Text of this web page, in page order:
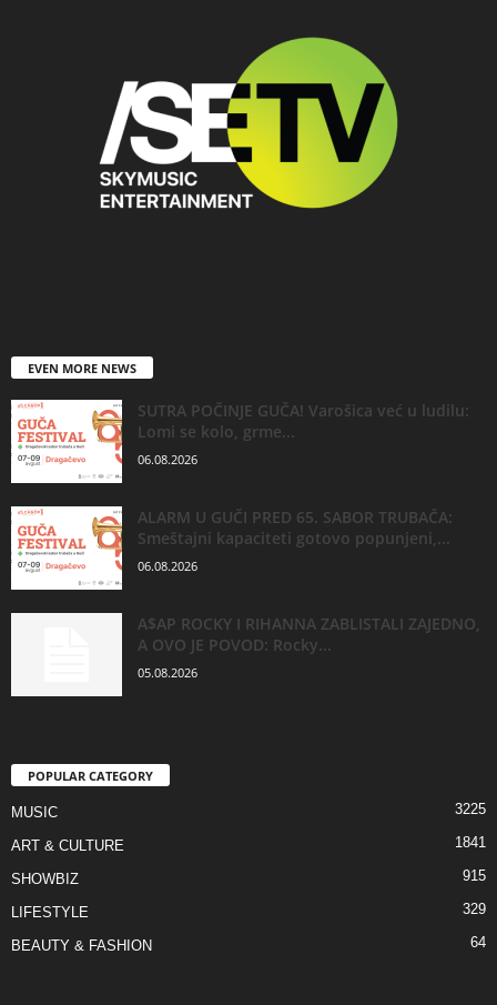
EVEN MORE NEWS
SUTRA POČINJE GUČA! Varošica već u ludilu:
Lomi se kolo, grme...
06.08.2026
ALARM U GUČI PRED 65. SABOR TRUBAČA:
Smeštajni kapaciteti gotovo popunjeni,...
06.08.2026
A$AP ROCKY I RIHANNA ZABLISTALI ZAJEDNO,
A OVO JE POVOD: Rocky...
05.08.2026
POPULAR CATEGORY
MUSIC 3225
ART & CULTURE 1841
SHOWBIZ 915
LIFESTYLE 329
BEAUTY & FASHION 64